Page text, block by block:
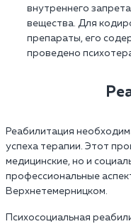
внутреннего
вещества. Для
препараты, его
проведено
Реабилитация
успеха терапии. Этот
медицинские, но и
профессиональные
Верхнетемерницком.
Психосоциальная